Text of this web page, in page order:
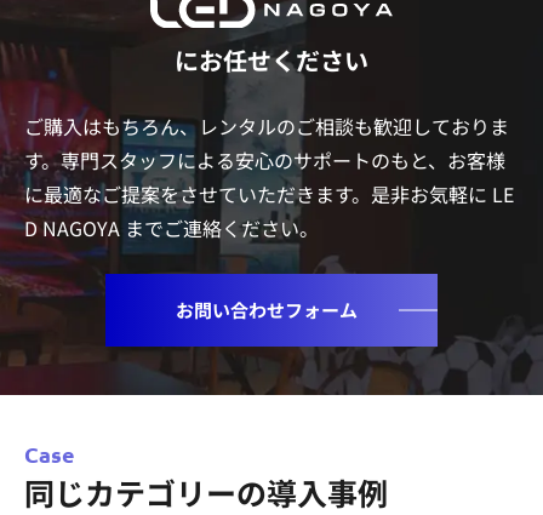
にお任せください
ご購入はもちろん、レンタルのご相談も歓迎しておりま
す。専門スタッフによる安心のサポートのもと、 お客様
に最適なご提案をさせていただきます。是非お気軽に LE
D NAGOYA までご連絡ください。
お問い合わせフォーム
Case
同じカテゴリーの導入事例